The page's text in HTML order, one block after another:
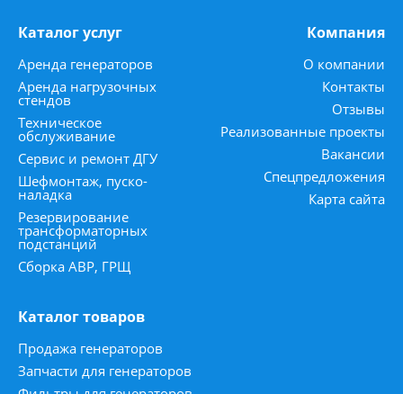
Каталог услуг
Аренда генераторов
Аренда нагрузочных
стендов
Техническое
обслуживание
Сервис и ремонт ДГУ
Шефмонтаж, пуско-
наладка
Резервирование
трансформаторных
подстанций
Сборка АВР, ГРЩ
Компания
О компании
Контакты
Отзывы
Реализованные проекты
Вакансии
Спецпредложения
Карта сайта
Каталог товаров
Продажа генераторов
Запчасти для генераторов